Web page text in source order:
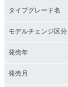
タイプグレード名
モデルチェンジ区分
発売年
発売月